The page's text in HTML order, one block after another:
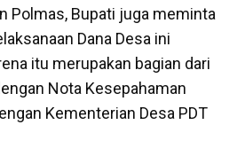
Polmas, Bupati juga meminta
Dana Desa ini
itu merupakan bagian dari
Nota Kesepahaman
Kementerian Desa PDT